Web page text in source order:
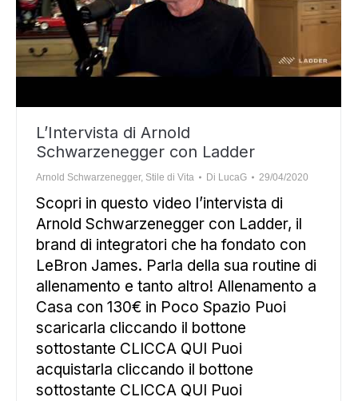
L’Intervista di Arnold
Schwarzenegger con Ladder
Arnold Schwarzenegger, Stile di Vita Di LucaG 29/04/2020
Scopri in questo video l’intervista di
Arnold Schwarzenegger con Ladder, il
brand di integratori che ha fondato con
LeBron James. Parla della sua routine di
allenamento e tanto altro! Allenamento a
Casa con 130€ in Poco Spazio Puoi
scaricarla cliccando il bottone
sottostante CLICCA QUI Puoi
acquistarla cliccando il bottone
sottostante CLICCA QUI Puoi